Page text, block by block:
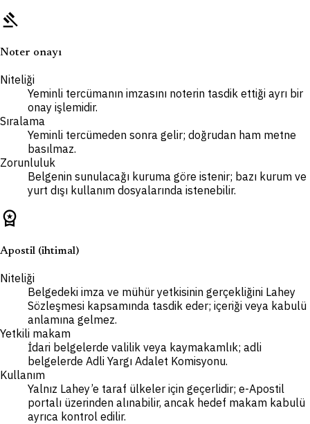
gavel
Noter onayı
Niteliği
Yeminli tercümanın imzasını noterin tasdik ettiği ayrı bir
onay işlemidir.
Sıralama
Yeminli tercümeden sonra gelir; doğrudan ham metne
basılmaz.
Zorunluluk
Belgenin sunulacağı kuruma göre istenir; bazı kurum ve
yurt dışı kullanım dosyalarında istenebilir.
workspace_premium
Apostil (ihtimal)
Niteliği
Belgedeki imza ve mühür yetkisinin gerçekliğini Lahey
Sözleşmesi kapsamında tasdik eder; içeriği veya kabulü
anlamına gelmez.
Yetkili makam
İdari belgelerde valilik veya kaymakamlık; adli
belgelerde Adli Yargı Adalet Komisyonu.
Kullanım
Yalnız Lahey’e taraf ülkeler için geçerlidir; e-Apostil
portalı üzerinden alınabilir, ancak hedef makam kabulü
ayrıca kontrol edilir.